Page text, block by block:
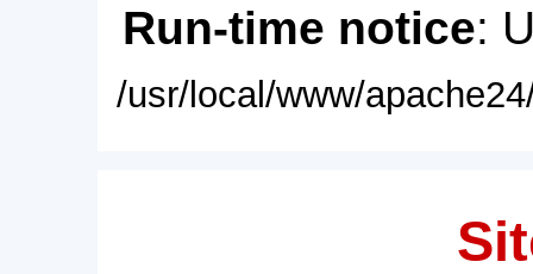
Run-time notice:
/usr/local/www/